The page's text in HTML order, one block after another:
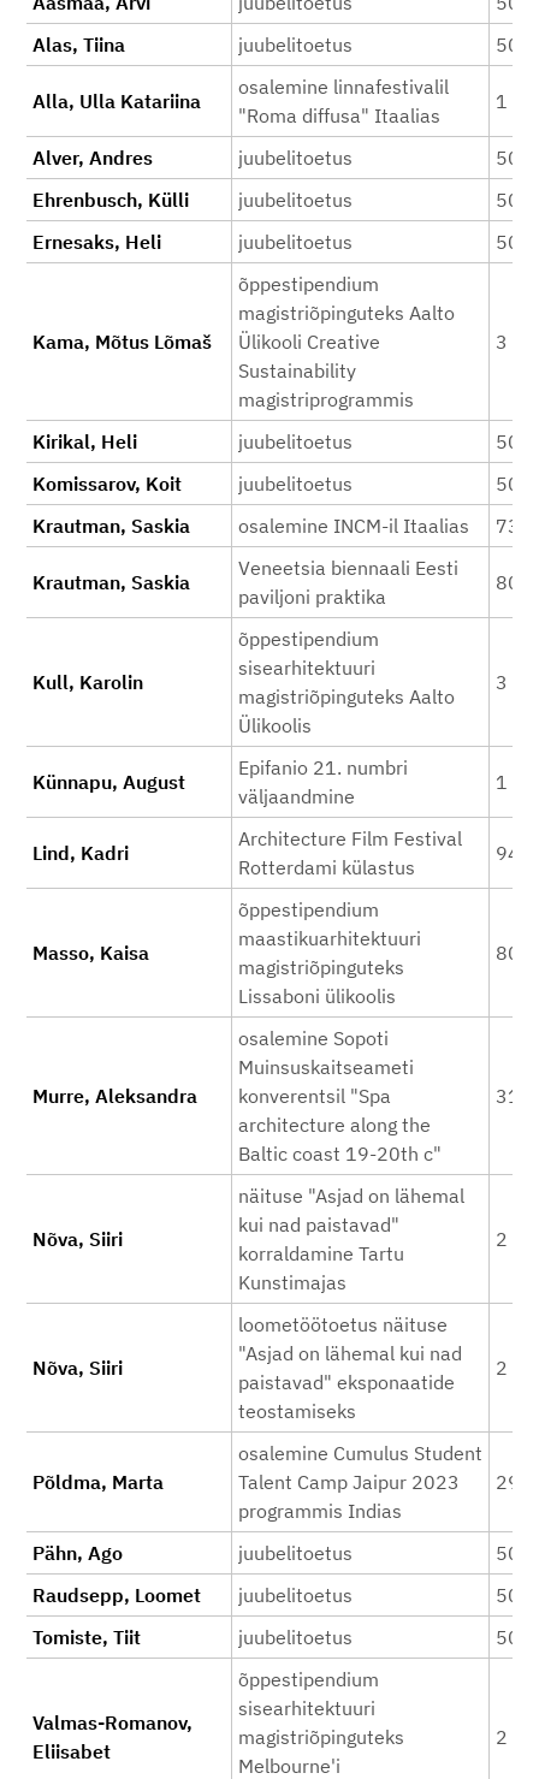
Alas, Tiina
juubelitoetus 500
Alla, Ulla Katariina
osalemine linnafestivalil
"Roma diffusa" Itaalias
1
Alver, Andres juubelitoetus
500
Ehrenbusch, Külli
juubelitoetus
500
Ernesaks, Heli
juubelitoetus 500
Kama, Mõtus Lõmaš
õppestipendium
magistriõpinguteks Aalto
Ülikooli Creative
Sustainability
magistriprogrammis
3
Kirikal, Heli juubelitoetus
500
Komissarov, Koit
juubelitoetus
500
Krautman, Saskia
osalemine INCM-il Itaalias 730
Krautman, Saskia
Veneetsia biennaali Eesti
paviljoni praktika
800
Kull, Karolin
õppestipendium
sisearhitektuuri
magistriõpinguteks Aalto
Ülikoolis
3
Künnapu, August
Epifanio 21. numbri
väljaandmine
1
Lind, Kadri
Architecture Film Festival
Rotterdami külastus
949
Masso, Kaisa
õppestipendium
maastikuarhitektuuri
magistriõpinguteks
Lissaboni ülikoolis
800
Murre, Aleksandra
osalemine Sopoti
Muinsuskaitseameti
konverentsil "Spa
architecture along the
Baltic coast 19-20th c"
316
Nõva, Siiri
näituse "Asjad on lähemal
kui nad paistavad"
korraldamine Tartu
Kunstimajas
2
Nõva, Siiri
loometöötoetus näituse
"Asjad on lähemal kui nad
paistavad" eksponaatide
teostamiseks
2
Põldma, Marta
osalemine Cumulus Student
Talent Camp Jaipur 2023
programmis Indias
293
Pähn, Ago juubelitoetus
500
Raudsepp, Loomet
juubelitoetus
500
Tomiste, Tiit
juubelitoetus 500
Valmas-Romanov,
Eliisabet
õppestipendium
sisearhitektuuri
magistriõpinguteks
Melbourne'i
2